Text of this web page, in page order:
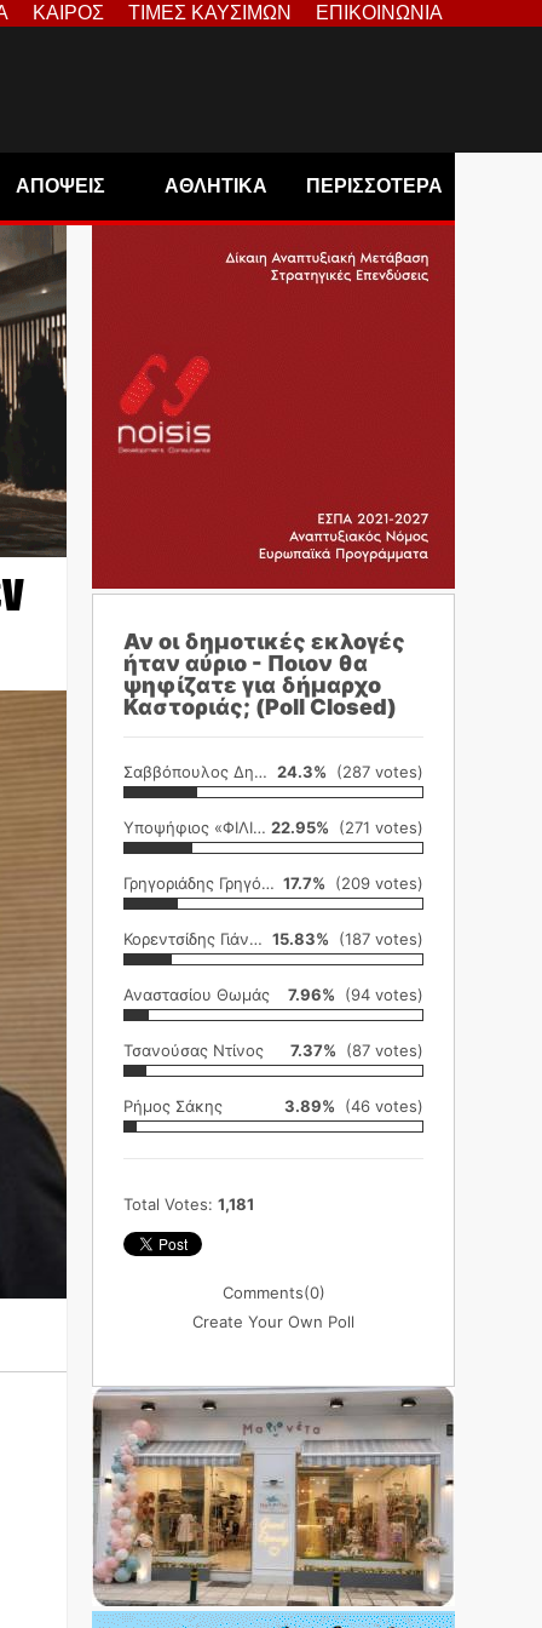
ΚΑΙΡΟΣ ΤΙΜΕΣ ΚΑΥΣΙΜΩΝ ΕΠΙΚΟΙΝΩΝΙΑ
ΑΠΟΨΕΙΣ ΑΘΛΗΤΙΚΑ ΠΕΡΙΣΣΟΤΕΡΑ
Αν οι δημοτικές εκλογές
ήταν αύριο - Ποιον θα
ψηφίζατε για δήμαρχο
Καστοριάς; (Poll Closed)
Σαββόπουλος Δημήτρης 24.3% (287 votes)
Υποψήφιος «ΦΙΛΙΚΗ ΕΤΑΙΡΕΙΑ» 22.95% (271 votes)
Γρηγοριάδης Γρηγόρης 17.7% (209 votes)
Κορεντσίδης Γιάννης 15.83% (187 votes)
Αναστασίου Θωμάς 7.96% (94 votes)
Τσανούσας Ντίνος 7.37% (87 votes)
Ρήμος Σάκης 3.89% (46 votes)
Total Votes: 1,181
Comments(0)
Create Your Own Poll